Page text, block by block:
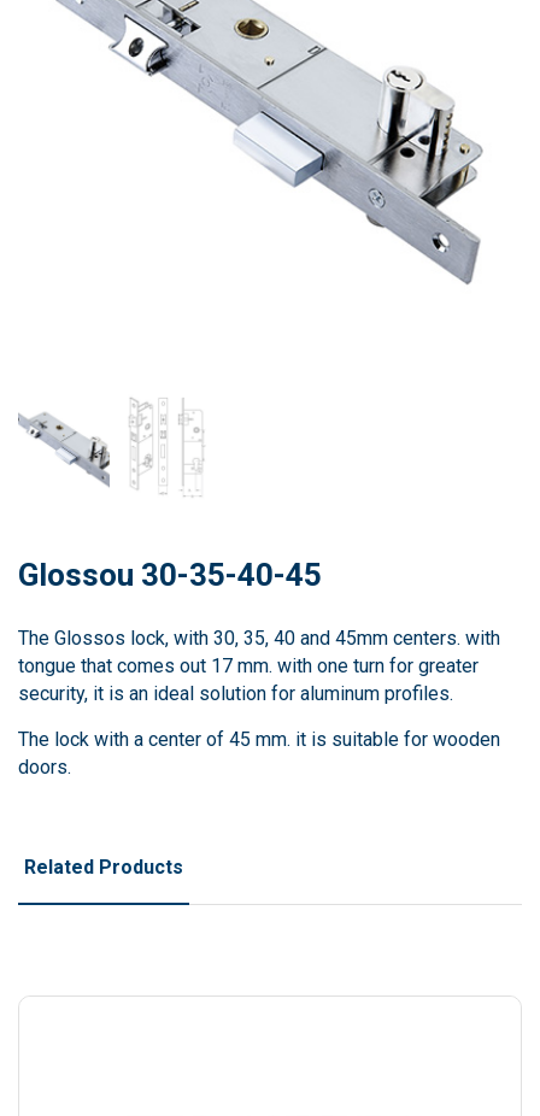
Glossou 30-35-40-45
The Glossos lock, with 30, 35, 40 and 45mm centers. with
tongue that comes out 17 mm. with one turn for greater
security, it is an ideal solution for aluminum profiles.
The lock with a center of 45 mm. it is suitable for wooden
doors.
Related Products